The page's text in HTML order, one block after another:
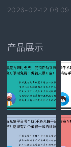
2026-02-12
产品展示